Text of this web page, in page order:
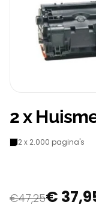
2 x
2 x 2.000 pagina's
€47,25€